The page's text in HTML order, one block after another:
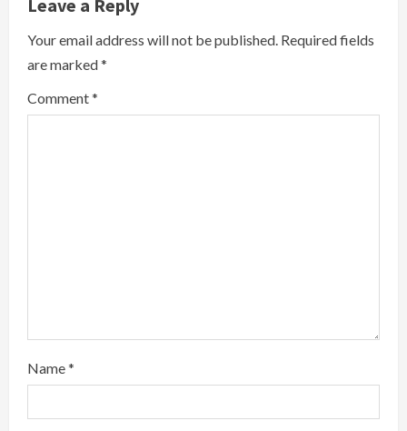
R
e
a
Leave a Reply
Your email address will not be published. Required fields
are marked*
Comment*
Name*